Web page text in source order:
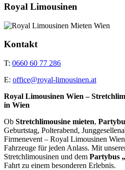
Royal Limousinen
Kontakt
T: 0660 60 77 286
E: office@royal-limousinen.at
Royal Limousinen Wien –
in Wien
Ob Stretchlimousine mieten,
Geburtstag, Polterabend,
Firmenevent – Royal Limousinen
Fahrzeuge für jeden Anlass. Mit
Stretchlimousinen und dem Partybus
Fahrt zu einem besonderen Erlebnis.